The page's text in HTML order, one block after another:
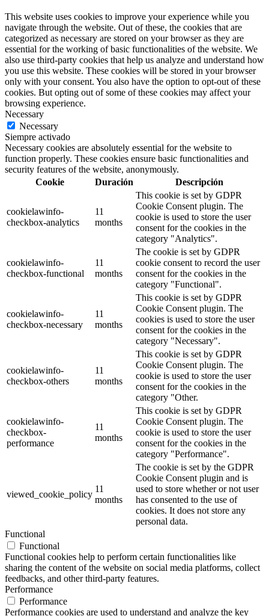
This website uses cookies to improve your experience while you
navigate through the website. Out of these, the cookies that are
categorized as necessary are stored on your browser as they are
essential for the working of basic functionalities of the website. We
also use third-party cookies that help us analyze and understand how
you use this website. These cookies will be stored in your browser
only with your consent. You also have the option to opt-out of these
cookies. But opting out of some of these cookies may affect your
browsing experience.
Necessary
Necessary
Siempre activado
Necessary cookies are absolutely essential for the website to
function properly. These cookies ensure basic functionalities and
security features of the website, anonymously.
Cookie
Duración Descripción
cookielawinfo-
checkbox-analytics
11
months
This cookie is set by GDPR
Cookie Consent plugin. The
cookie is used to store the user
consent for the cookies in the
category "Analytics".
cookielawinfo-
checkbox-functional
11
months
The cookie is set by GDPR
cookie consent to record the user
consent for the cookies in the
category "Functional".
cookielawinfo-
checkbox-necessary
11
months
This cookie is set by GDPR
Cookie Consent plugin. The
cookies is used to store the user
consent for the cookies in the
category "Necessary".
cookielawinfo-
checkbox-others
11
months
This cookie is set by GDPR
Cookie Consent plugin. The
cookie is used to store the user
consent for the cookies in the
category "Other.
cookielawinfo-
checkbox-
performance
11
months
This cookie is set by GDPR
Cookie Consent plugin. The
cookie is used to store the user
consent for the cookies in the
category "Performance".
viewed_cookie_policy
11
months
The cookie is set by the GDPR
Cookie Consent plugin and is
used to store whether or not user
has consented to the use of
cookies. It does not store any
personal data.
Functional
Functional
Functional cookies help to perform certain functionalities like
sharing the content of the website on social media platforms, collect
feedbacks, and other third-party features.
Performance
Performance
Performance cookies are used to understand and analyze the key